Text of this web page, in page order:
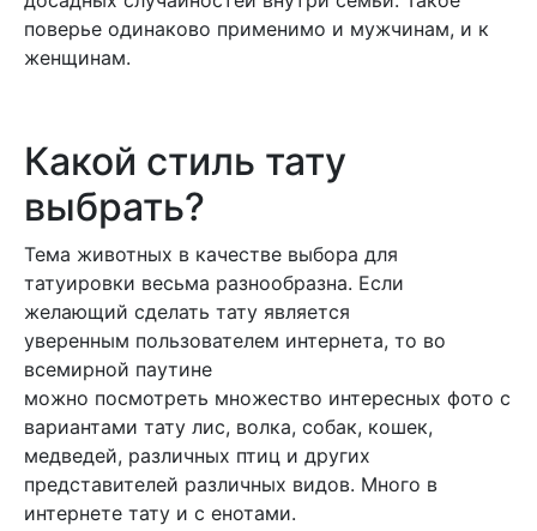
поверье одинаково применимо и мужчинам, и к
женщинам.
Какой стиль тату
выбрать?
Тема животных в качестве выбора для
татуировки весьма разнообразна. Если
желающий сделать тату является
уверенным пользователем интернета, то во
всемирной паутине
можно посмотреть множество интересных фото с
вариантами тату лис, волка, собак, кошек,
медведей, различных птиц и других
представителей различных видов. Много в
интернете тату и с енотами.